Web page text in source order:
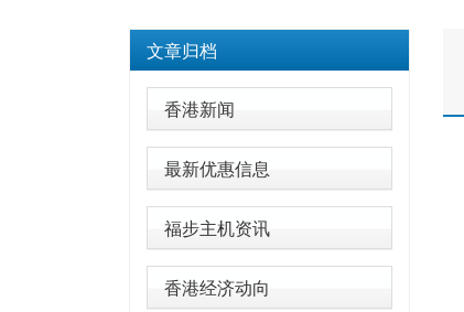
文章归档
香港新闻
最新优惠信息
福步主机资讯
香港经济动向